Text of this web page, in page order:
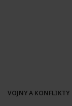
VOJNY A KONFLIKTY